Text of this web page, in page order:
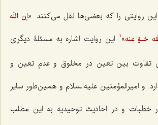
روایتى را که بعضی‌ها نقل مى‌کنند: «إن الله
خلوٌ عنه»
1
این روایت اشاره به مسئلۀ دیگرى
تفاوت بین تعین در مخلوق و عدم تعین و
و امیرالمؤمنین علیه‌السلام و همین‌طور سایر
در خطبات و در احادیث توحیدیه به این مطلب